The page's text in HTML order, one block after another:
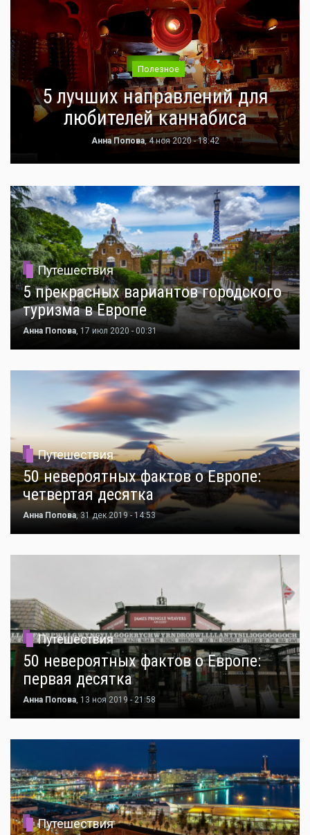
Полезное
5 лучших направлений для
любителей каннабиса
Анна Попова, 4 ноя 2020 - 18:42
Путешествия
5 прекрасных вариантов городского
туризма в Европе
Анна Попова, 17 июл 2020 - 00:31
Путешествия
50 невероятных фактов о Европе:
четвертая десятка
Анна Попова, 31 дек 2019 - 14:53
Путешествия
50 невероятных фактов о Европе:
первая десятка
Анна Попова, 13 ноя 2019 - 21:58
Путешествия